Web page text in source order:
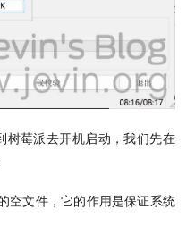
树莓派去开机启动，我们先在
空文件，它的作用是保证系统